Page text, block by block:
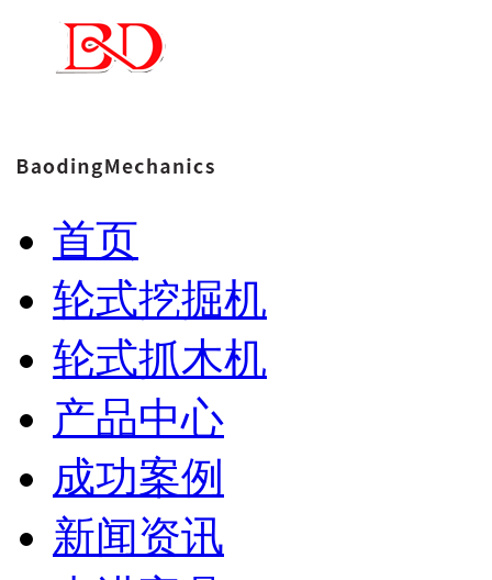
首页
轮式挖掘机
轮式抓木机
产品中心
成功案例
新闻资讯